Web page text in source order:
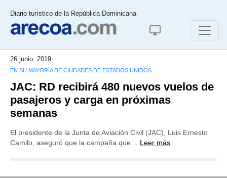
Diario turístico de la República Dominicana
26 junio, 2019
EN SU MAYORÍA DE CIUDADES DE ESTADOS UNIDOS
JAC: RD recibirá 480 nuevos vuelos de
pasajeros y carga en próximas
semanas
El presidente de la Junta de Aviación Civil (JAC), Luis Ernesto
Camilo, aseguró que la campaña que… Leer más